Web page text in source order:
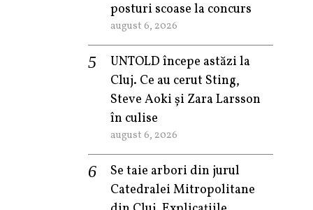
posturi scoase la concurs
august 6, 2026
UNTOLD începe astăzi la
Cluj. Ce au cerut Sting,
Steve Aoki și Zara Larsson
în culise
august 6, 2026
Se taie arbori din jurul
Catedralei Mitropolitane